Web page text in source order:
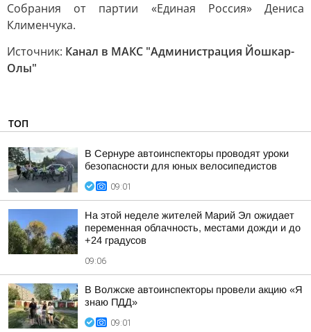
Собрания от партии «Единая Россия» Дениса
Клименчука.
Источник: Канал в МАКС "Администрация Йошкар-
Олы"
ТОП
В Сернуре автоинспекторы проводят уроки
безопасности для юных велосипедистов
09:01
На этой неделе жителей Марий Эл ожидает
переменная облачность, местами дожди и до
+24 градусов
09:06
В Волжске автоинспекторы провели акцию «Я
знаю ПДД»
09:01